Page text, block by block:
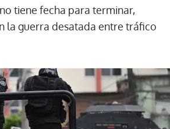
tiene fecha para terminar,
la guerra desatada entre tráfico